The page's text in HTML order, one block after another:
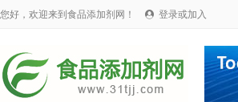
您好，欢迎来到食品添加剂网！  登录或加入